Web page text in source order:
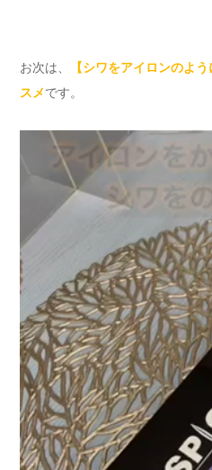
お次は、
【シワをアイロンのよ
スメです。